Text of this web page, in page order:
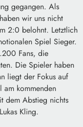
gegangen. Als
wir uns nicht
2:0 belohnt. Letztlich
Spiel Sieger.
Fans, die
Die Spieler haben
liegt der Fokus auf
am kommenden
dem Abstieg nichts
Kling.